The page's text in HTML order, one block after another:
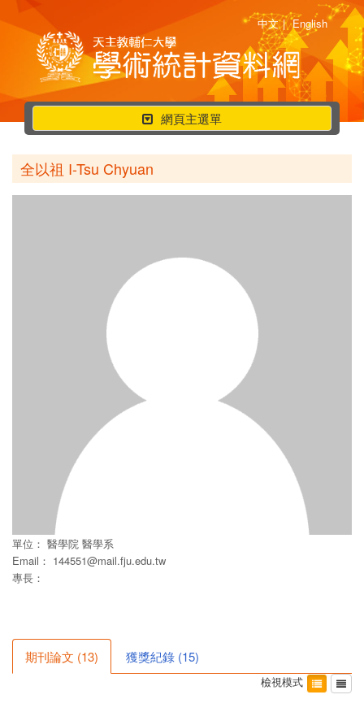
中文 | English
行
動
選
單
網頁主選單
全以祖 I-Tsu Chyuan
單位： 醫學院 醫學系
Email： 144551@mail.fju.edu.tw
專長：
期刊論文 (13) 獲獎紀錄 (15)
檢視模式